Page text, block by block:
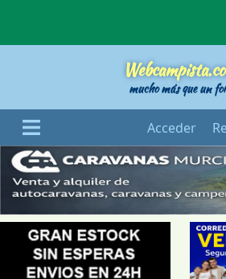
mucho más que un
Acceder